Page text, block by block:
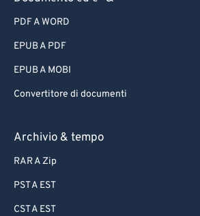
PDF A WORD
EPUB A PDF
EPUB A MOBI
Convertitore di documenti
Archivio & tempo
RAR A Zip
PST A EST
CST A EST